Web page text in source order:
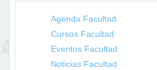
Agenda Facultad
Cursos Facultad
Eventos Facultad
Noticias Facultad